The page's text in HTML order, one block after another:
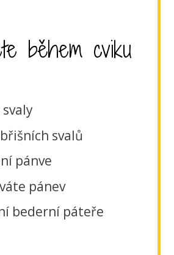
během cviku
svalů
pánve
pánev
bederní páteře